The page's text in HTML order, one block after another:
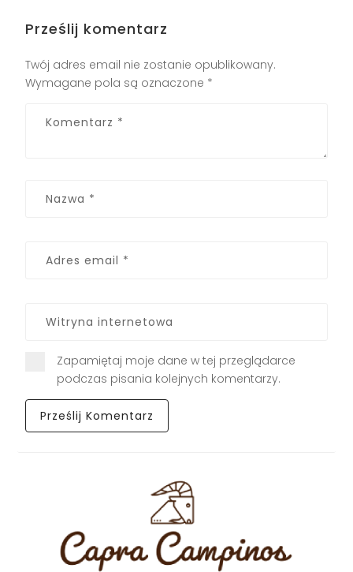
Prześlij komentarz
Twój adres email nie zostanie opublikowany.
Wymagane pola są oznaczone *
Zapamiętaj moje dane w tej przeglądarce
podczas pisania kolejnych komentarzy.